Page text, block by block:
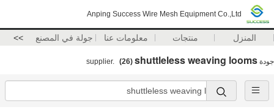
Anping Success Wire Mesh Equipment Co.,Ltd
المنزل منتجات معلومات عنا جولة في المصنع >>
جودة shuttleless weaving looms
(26)